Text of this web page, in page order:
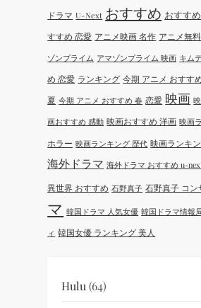
ドラマ U-Next おすすめ おすす
すすめ 恋愛 アニメ映画 名作 アニメ無
ゾンプライム アマゾンプライム 映画 キム
め 恋愛 ランキング 今期 アニメ おすす
夏 今期 アニメ おすすめ 春 恋愛 映画
画おすすめ 感動 映画おすすめ 洋画 映画
ホラー 映画ランキング 歴代 映画ランキ
海外ドラマ 海外ドラマ おすすめ u-
異世界 おすすめ 石野真子 石野真子 コン
マ 韓国ドラマ 人気女優 韓国ドラマ情報
ィ 韓国女優 ランキング 美人
Hulu (64)